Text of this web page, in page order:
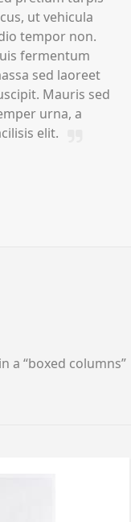
ut vehicula
tempor non.
fermentum
sed laoreet
Mauris sed
urna, a
elit.
a “boxed columns”